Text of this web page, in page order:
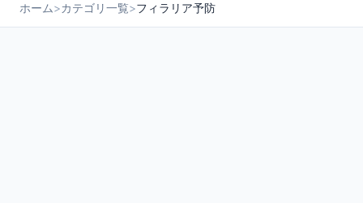
ホーム>カテゴリ一覧>フィラリア予防